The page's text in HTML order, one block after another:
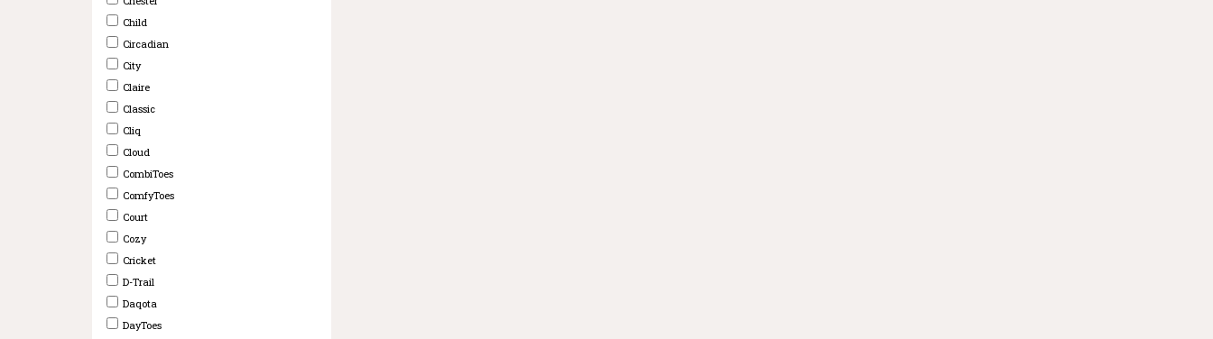
Child
Circadian
City
Claire
Classic
Cliq
Cloud
CombiToes
ComfyToes
Court
Cozy
Cricket
D-Trail
Daqota
DayToes